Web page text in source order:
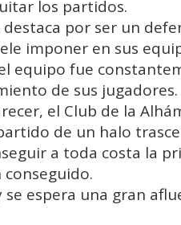
los partidos.
por ser un
imponer en sus
equipo fue
de sus jugadores.
el Club de la
de un halo
a toda costa la
espera una gran